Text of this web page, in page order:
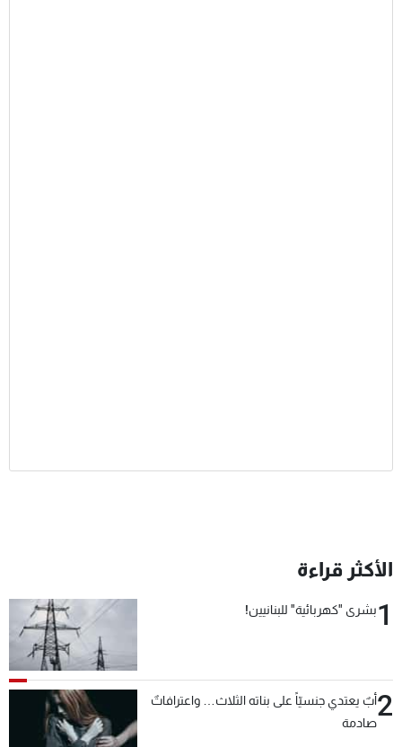
الأكثر قراءة
1بشرى "كهربائية" للبنانيين!
2أبٌ يعتدي جنسيّاً على بناته الثلاث… واعترافاتٌ
صادمة